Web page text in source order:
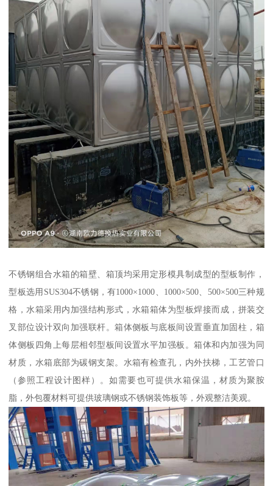
不锈钢组合水箱的箱壁、箱顶均采用定形模具制成型的型板制作，
型板选用SUS304不锈钢，有1000×1000、1000×500、500×500三种规
格，水箱采用内加强结构形式，水箱箱体为型板焊接而成，拼装交
叉部位设计双向加强联杆。箱体侧板与底板间设置垂直加固柱，箱
体侧板四角上每层相邻型板间设置水平加强板。箱体和内加强为同
材质，水箱底部为碳钢支架。水箱有检查孔，内外扶梯，工艺管口
（参照工程设计图样）。如需要也可提供水箱保温，材质为聚胺
脂，外包覆材料可提供玻璃钢或不锈钢装饰板等，外观整洁美观。